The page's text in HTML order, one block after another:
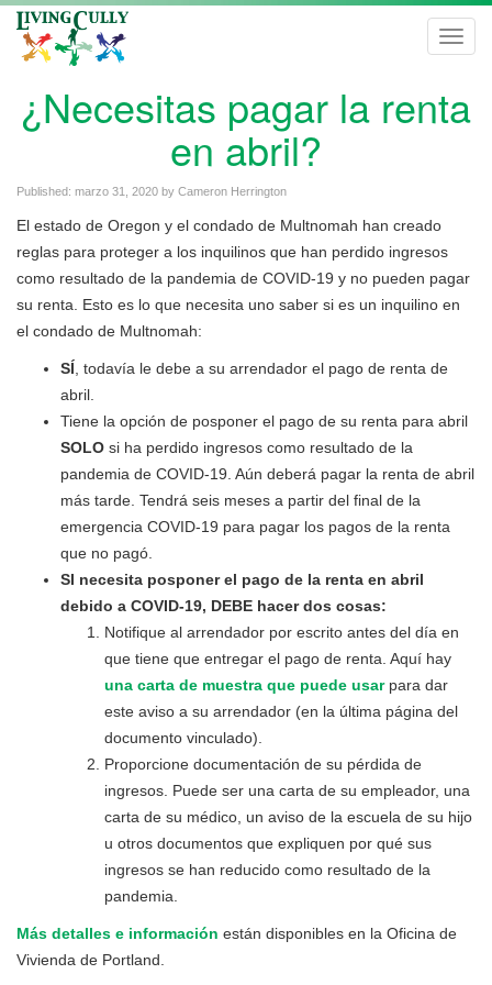
¿Necesitas pagar la renta
en abril?
Published: marzo 31, 2020 by Cameron Herrington
El estado de Oregon y el condado de Multnomah han creado
reglas para proteger a los inquilinos que han perdido ingresos
como resultado de la pandemia de COVID-19 y no pueden pagar
su renta. Esto es lo que necesita uno saber si es un inquilino en
el condado de Multnomah:
SÍ , todavía le debe a su arrendador el pago de renta de
abril.
Tiene la opción de posponer el pago de su renta para abril
SOLO si ha perdido ingresos como resultado de la
pandemia de COVID-19. Aún deberá pagar la renta de abril
más tarde. Tendrá seis meses a partir del final de la
emergencia COVID-19 para pagar los pagos de la renta
que no pagó.
SI necesita posponer el pago de la renta en abril
debido a COVID-19, DEBE hacer dos cosas:
Notifique al arrendador por escrito antes del día en
que tiene que entregar el pago de renta. Aquí hay
una carta de muestra que puede usarpara dar
este aviso a su arrendador (en la última página del
documento vinculado).
Proporcione documentación de su pérdida de
ingresos. Puede ser una carta de su empleador, una
carta de su médico, un aviso de la escuela de su hijo
u otros documentos que expliquen por qué sus
ingresos se han reducido como resultado de la
pandemia.
Más detalles e información están disponibles en la Oficina de
Vivienda de Portland.